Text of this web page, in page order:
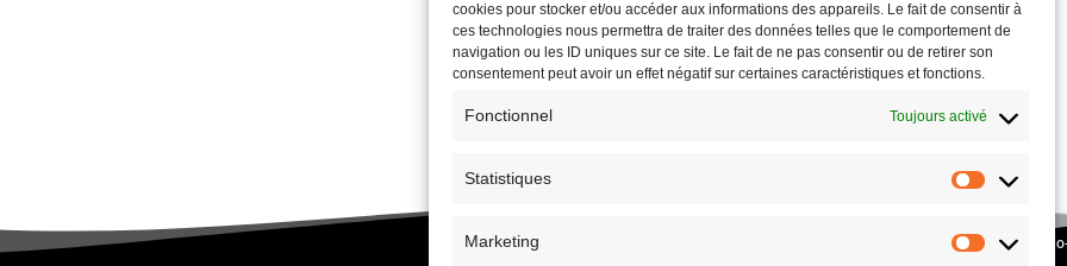
cookies pour stocker et/ou accéder aux informations des appareils. Le fait de consentir à
ces technologies nous permettra de traiter des données telles que le comportement de
navigation ou les ID uniques sur ce site. Le fait de ne pas consentir ou de retirer son
consentement peut avoir un effet négatif sur certaines caractéristiques et fonctions.
Fonctionnel Toujours activé
Statistiques
Marketing
ASSOCIATION CULTURE